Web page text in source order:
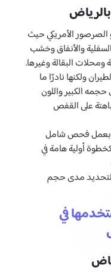
الصرصور الأمريكي حيث
والأنفاق وخشب
البقالة وغيرها.
ولكنها نادرًا ما
الكبير واللون
على القفص
بعمل فحص شامل
أولية هامة في
لتحديد مدى حجم
في